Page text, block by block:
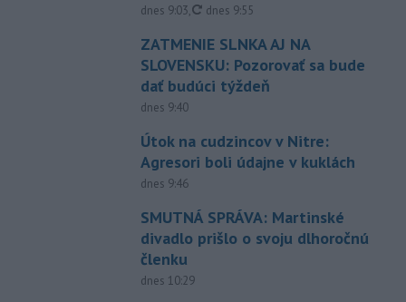
dnes 9:03, aktualizované
dnes 9:55
ZATMENIE SLNKA AJ NA
SLOVENSKU: Pozorovať sa bude
dať budúci týždeň
dnes 9:40
Útok na cudzincov v Nitre:
Agresori boli údajne v kuklách
dnes 9:46
SMUTNÁ SPRÁVA: Martinské
divadlo prišlo o svoju dlhoročnú
členku
dnes 10:29